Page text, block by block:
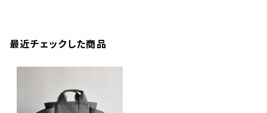
最近チェックした商品